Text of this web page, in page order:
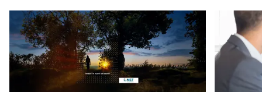
Scopri di più Fondi comuni Scopri di